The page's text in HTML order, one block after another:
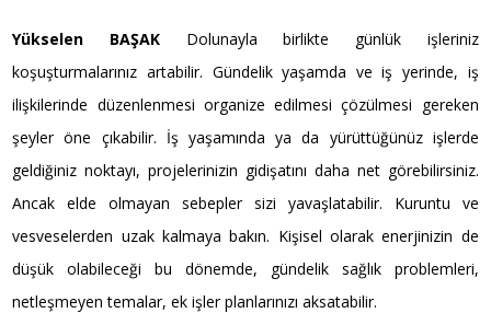
Yükselen BAŞAK
Dolunayla birlikte günlük işleriniz
koşuşturmalarınız artabilir. Gündelik yaşamda ve iş yerinde, iş
ilişkilerinde düzenlenmesi organize edilmesi çözülmesi gereken
şeyler öne çıkabilir. İş yaşamında ya da yürüttüğünüz işlerde
geldiğiniz noktayı, projelerinizin gidişatını daha net görebilirsiniz.
Ancak elde olmayan sebepler sizi yavaşlatabilir. Kuruntu ve
vesveselerden uzak kalmaya bakın. Kişisel olarak enerjinizin de
düşük olabileceği bu dönemde, gündelik sağlık problemleri,
netleşmeyen temalar, ek işler planlarınızı aksatabilir.